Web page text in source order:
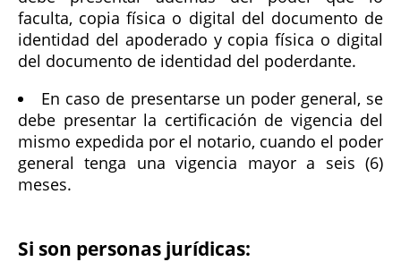
faculta, copia física o digital del documento de
identidad del apoderado y copia física o digital
del documento de identidad del poderdante.
En caso de presentarse un poder general, se
debe presentar la certificación de vigencia del
mismo expedida por el notario, cuando el poder
general tenga una vigencia mayor a seis (6)
meses.
Si son personas jurídicas: